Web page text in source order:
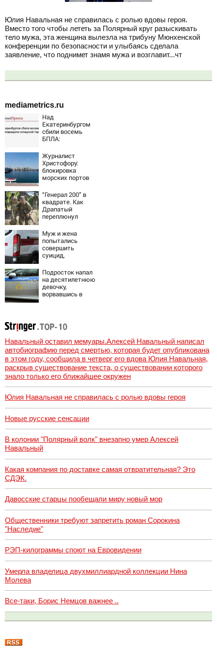
Юлия Навальная не справилась с ролью вдовы героя.
Вместо того чтобы лететь за Полярный круг разыскивать
тело мужа, эта женщина вылезла на трибуну Мюнхенской
конференции по безопасности и улыбаясь сделала
заявление, что поднимет знамя мужа и возглавит...чт
mediametrics.ru
Над
Екатеринбургом
сбили восемь
БПЛА:
800 сотрудников
Wildberries
Журналист
Христофору:
блокировка
морских портов
для Украины
“Генерал 200” в
квадрате. Как
Драпатый
переплюнул
Муж и жена
попытались
совершить
суицид,
оперативные
службы
Подросток напал
на десятилетнюю
девочку,
ворвавшись в
Навальный оставил мемуары.Алексей Навальный написал
автобиографию перед смертью, которая будет опубликована
в этом году, сообщила в четверг его вдова Юлия Навальная,
раскрыв существование текста, о существовании которого
знало только его ближайшее окружен
Юлия Навальная не справилась с ролью вдовы героя
Новые русские сенсации
В колонии "Полярный волк" внезапно умер Алексей
Навальный
Какая компания по доставке самая отвратительная? Это
СДЭК.
Давосские старцы пообещали миру новый мор
Общественники требуют запретить роман Сорокина
"Наследие"
РЭП-килограммы споют на Евровидении
Умерла владелица двухмиллиардной коллекции Нина
Молева
Все-таки, Борис Немцов важнее ..